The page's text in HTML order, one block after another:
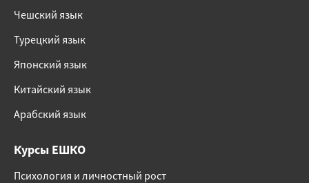
Чешский язык
Турецкий язык
Японский язык
Китайский язык
Арабский язык
Курсы ЕШКО
Психология и личностный рост